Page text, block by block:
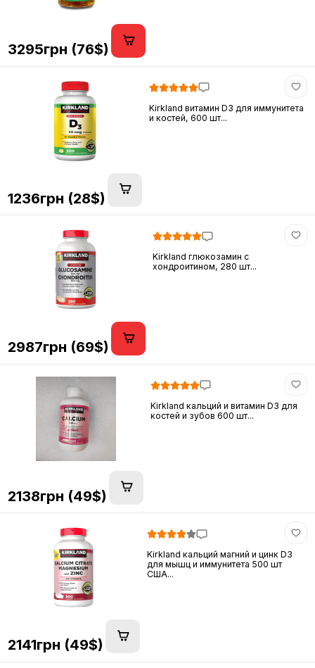
3295грн (76$)
Kirkland витамин D3 для иммунитета
и костей, 600 шт...
1236грн (28$)
Kirkland глюкозамин c
хондроитином, 280 шт...
2987грн (69$)
Kirkland кальций и витамин D3 для
костей и зубов 600 шт...
2138грн (49$)
Kirkland кальций магний и цинк D3
для мышц и иммунитета 500 шт
США...
2141грн (49$)